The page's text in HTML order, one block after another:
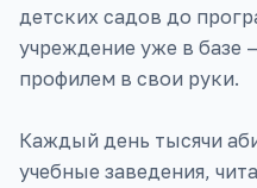
детских садов до
учреждение уже в базе
профилем в свои руки.
Каждый день тысячи
учебные заведения,